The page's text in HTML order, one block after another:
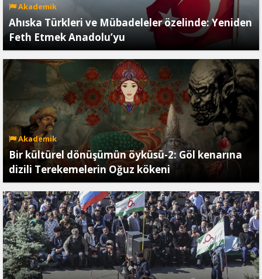
Akademik
Ahıska Türkleri ve Mübadeleler özelinde: Yeniden
Feth Etmek Anadolu’yu
Akademik
Bir kültürel dönüşümün öyküsü-2: Göl kenarına
dizili Terekemelerin Oğuz kökeni